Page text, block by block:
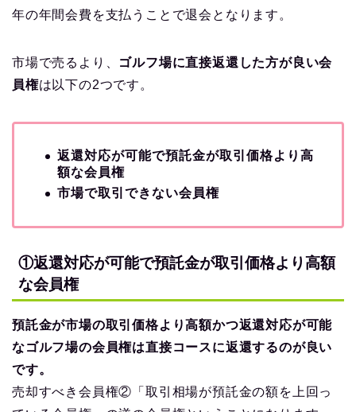
年の年間会費を支払うことで退会となります。
市場で売るより、 ゴルフ場に直接返還した方が良い会
員権は以下の2つです。
返還対応が可能で預託金が取引価格より高
額な会員権
市場で取引できない会員権
①返還対応が可能で預託金が取引価格より高額
な会員権
預託金が市場の取引価格より高額かつ返還対応が可能
なゴルフ場の会員権は直接コースに返還するのが良い
です。
売却すべき会員権②「取引相場が預託金の額を上回っ